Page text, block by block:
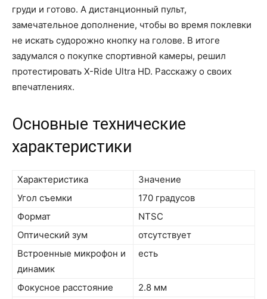
груди и готово. А дистанционный пульт,
замечательное дополнение, чтобы во время поклевки
не искать судорожно кнопку на голове. В итоге
задумался о покупке спортивной камеры, решил
протестировать X-Ride Ultra HD. Расскажу о своих
впечатлениях.
Основные технические
характеристики
Характеристика
Значение
Угол съемки
170 градусов
Формат
NTSC
Оптический зум
отсутствует
Встроенные микрофон и
динамик
есть
Фокусное расстояние
2.8 мм